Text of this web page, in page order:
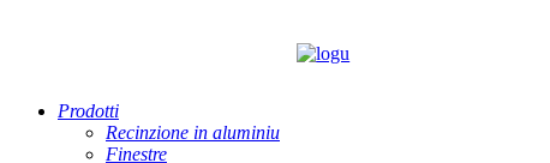
Prodotti
Recinzione in aluminiu
Finestre